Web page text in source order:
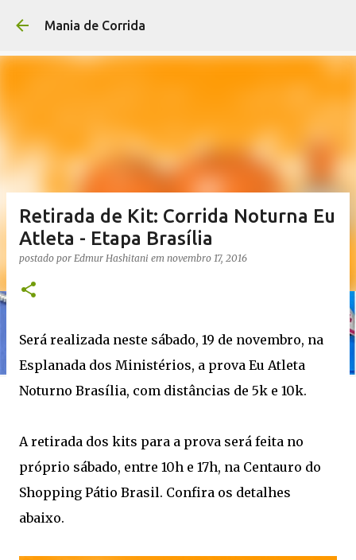
Mania de Corrida
Retirada de Kit: Corrida Noturna Eu
Atleta - Etapa Brasília
postado por Edmur Hashitani em novembro 17, 2016
Será realizada neste sábado, 19 de novembro, na
Esplanada dos Ministérios, a prova Eu Atleta
Noturno Brasília, com distâncias de 5k e 10k.
A retirada dos kits para a prova será feita no
próprio sábado, entre 10h e 17h, na Centauro do
Shopping Pátio Brasil. Confira os detalhes
abaixo.